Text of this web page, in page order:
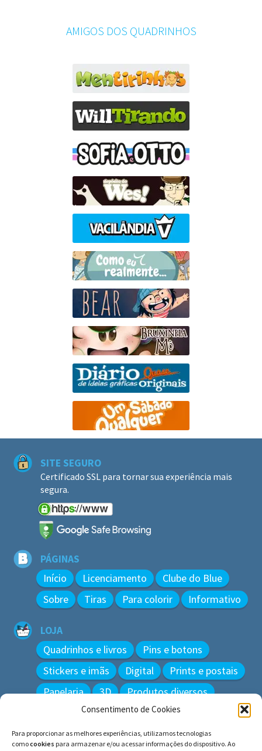
Consentimento de Cookies
Para proporcionar as melhores experiências, utilizamos tecnologias
comocookies para armazenar e/ou acessar informações do dispositivo. Ao
AMIGOS DOS QUADRINHOS
SITE SEGURO
Certificado SSL para tornar sua experiência mais
segura.
PÁGINAS
Início Licenciamento
Clube do Blue
Sobre
Tiras Para colorir Informativo
LOJA
Quadrinhos e livros
Pins e botons
Stickers e imãs
Digital
Prints e postais
Papelaria
3D Produtos diversos
Pesquisar